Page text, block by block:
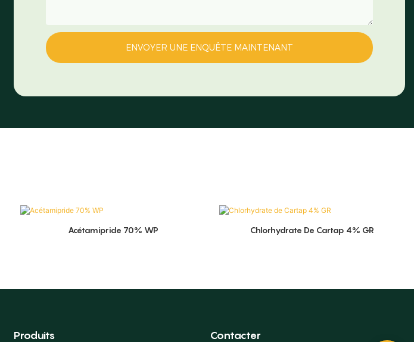
ENVOYER UNE ENQUÊTE MAINTENANT
Acétamipride 70% WP Chlorhydrate De Cartap 4% GR
Produits Contacter